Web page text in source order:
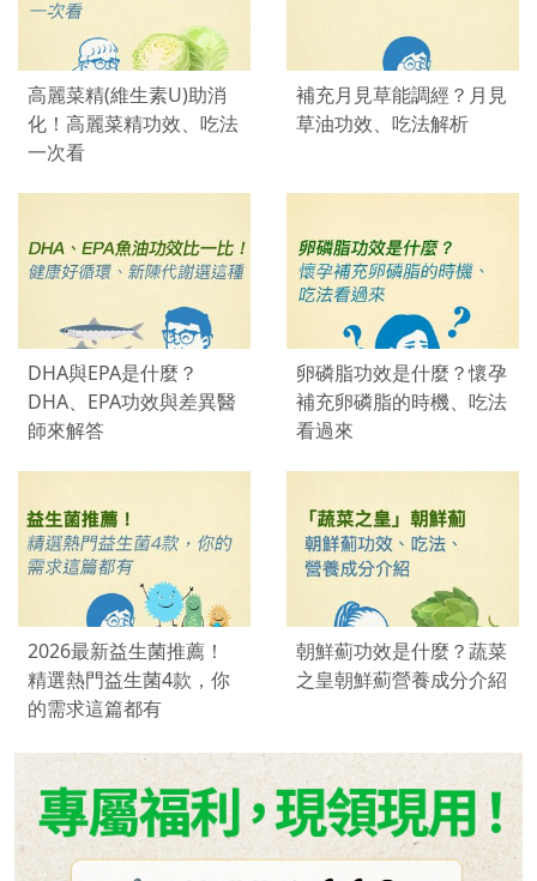
高麗菜精(維生素U)助消
化！高麗菜精功效、吃法
一次看
補充月見草能調經？月見
草油功效、吃法解析
DHA與EPA是什麼？
DHA、EPA功效與差異醫
師來解答
卵磷脂功效是什麼？懷孕
補充卵磷脂的時機、吃法
看過來
2026最新益生菌推薦！
精選熱門益生菌4款，你
的需求這篇都有
朝鮮薊功效是什麼？蔬菜
之皇朝鮮薊營養成分介紹